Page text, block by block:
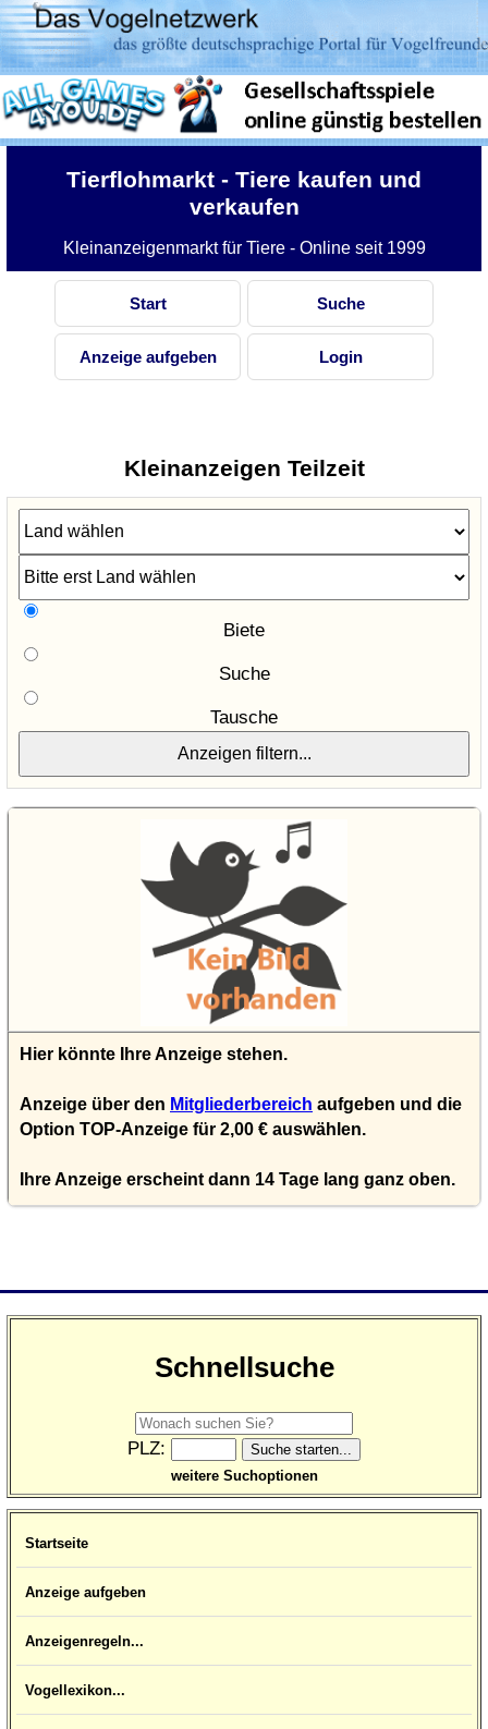
Schnellsuche
PLZ:
weitere Suchoptionen
Startseite
Anzeige aufgeben
Anzeigenregeln...
Vogellexikon...
Tierflohmarkt - Tiere kaufen und
verkaufen
Kleinanzeigenmarkt für Tiere - Online seit 1999
Start Suche
Anzeige aufgeben Login
Kleinanzeigen Teilzeit
Biete
Suche
Tausche
Hier könnte Ihre Anzeige stehen.
Anzeige über den Mitgliederbereich aufgeben und die
Option TOP-Anzeige für 2,00 € auswählen.
Ihre Anzeige erscheint dann 14 Tage lang ganz oben.